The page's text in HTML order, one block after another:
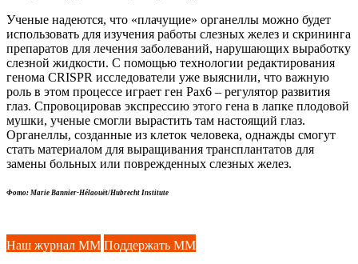
Ученые надеются, что «плачущие» органеллы можно будет
использовать для изучения работы слезных желез и скрининга
препаратов для лечения заболеваний, нарушающих выработку
слезной жидкости. С помощью технологии редактирования
генома CRISPR исследователи уже выяснили, что важную
роль в этом процессе играет ген Pax6 – регулятор развития
глаз. Спровоцировав экспрессию этого гена в лапке плодовой
мушки, ученые смогли вырастить там настоящий глаз.
Органеллы, созданные из клеток человека, однажды смогут
стать материалом для выращивания трансплантатов для
замены больных или поврежденных слезных желез.
Фото: Marie Bannier-Hélaouët/Hubrecht Institute
Наш журнал ММ Поддержать ММ